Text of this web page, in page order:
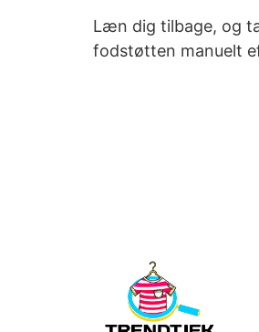
Læn dig tilbage, og
fodstøtten manuelt